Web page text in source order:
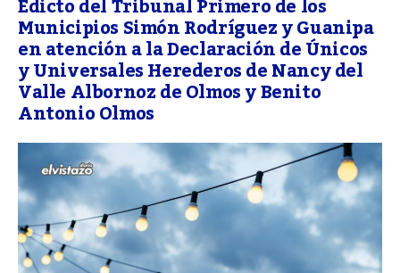
Edicto del Tribunal Primero de los
Municipios Simón Rodríguez y Guanipa
en atención a la Declaración de Únicos
y Universales Herederos de Nancy del
Valle Albornoz de Olmos y Benito
Antonio Olmos